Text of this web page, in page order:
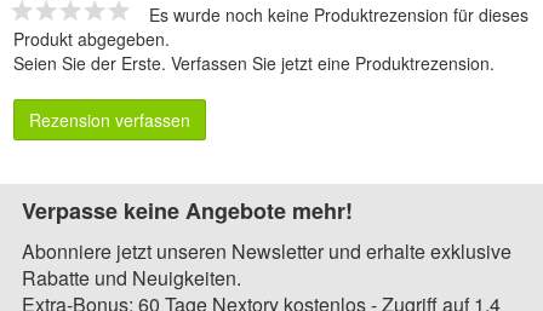
Es wurde noch keine Produktrezension für dieses
Produkt abgegeben.
Seien Sie der Erste. Verfassen Sie jetzt eine Produktrezension.
Rezension verfassen
Verpasse keine Angebote mehr!
Abonniere jetzt unseren Newsletter und erhalte exklusive
Rabatte und Neuigkeiten.
Extra-Bonus: 60 Tage Nextory kostenlos - Zugriff auf 1,4